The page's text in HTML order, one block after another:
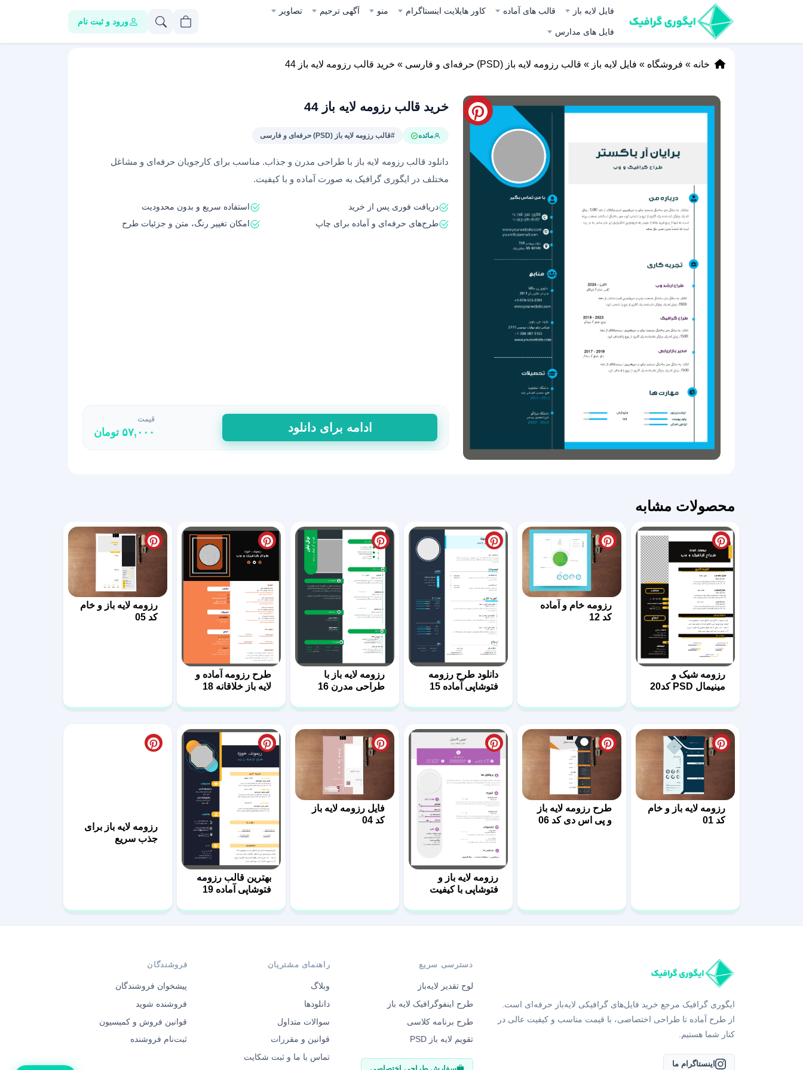
فایل لایه باز قالب های آماده کاور هایلایت اینستاگرام منو آگهی ترحیم تصاویر
فایل های مدارس
ورود و ثبت نام
خانه » فروشگاه » فایل لایه باز » قالب رزومه لایه باز (PSD) حرفه‌ای و فارسی » خرید قالب‌ رزومه لایه باز 44
خرید قالب‌ رزومه لایه باز 44
مائده #قالب رزومه لایه باز (PSD) حرفه‌ای و فارسی
دانلود قالب رزومه لایه باز با طراحی مدرن و جذاب. مناسب برای کارجویان حرفه‌ای و مشاغل
مختلف در ایگوری گرافیک به صورت آماده و با کیفیت.
دریافت فوری پس از خرید
استفاده سریع و بدون محدودیت
طرح‌های حرفه‌ای و آماده برای چاپ
امکان تغییر رنگ، متن و جزئیات طرح
خرید
قالب‌
رزومه
ادامه برای دانلود
قیمت
۵۷,۰۰۰ تومان
محصولات مشابه
رزومه شیک و
مینیمال PSD کد20
رزومه خام و آماده
کد 12
دانلود طرح رزومه
فتوشاپی آماده 15
رزومه لایه باز با
طراحی مدرن 16
طرح رزومه آماده و
لایه باز خلاقانه 18
رزومه لایه باز و خام
کد 05
رزومه لایه باز و خام
کد 01
طرح رزومه لایه باز
و پی اس دی کد 06
رزومه لایه باز و
فتوشاپی با کیفیت
فایل رزومه لایه باز
کد 04
بهترین قالب رزومه
فتوشاپی آماده 19
رزومه لایه باز برای
جذب سریع
ایگوری گرافیک مرجع خرید فایل‌های گرافیکی لایه‌باز حرفه‌ای است.
از طرح آماده تا طراحی اختصاصی، با قیمت مناسب و کیفیت عالی در
کنار شما هستیم.
اینستاگرام ما
دسترسی سریع
لوح تقدیر لایه‌باز
طرح اینفوگرافیک لایه باز
طرح برنامه کلاسی
تقویم لایه باز PSD
راهنمای مشتریان
وبلاگ
دانلودها
سوالات متداول
قوانین و مقررات
تماس با ما و ثبت شکایت
فروشندگان
پیشخوان فروشندگان
فروشنده شوید
قوانین فروش و کمیسیون
ثبت‌نام فروشنده